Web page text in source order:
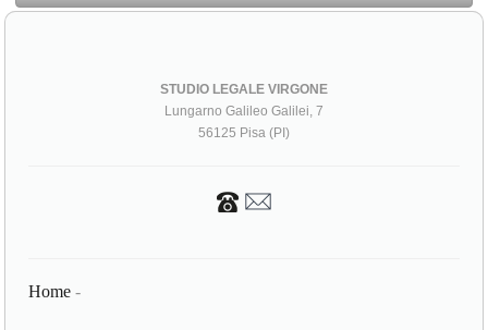
STUDIO LEGALE VIRGONE
Lungarno Galileo Galilei, 7
56125 Pisa (PI)
Home -